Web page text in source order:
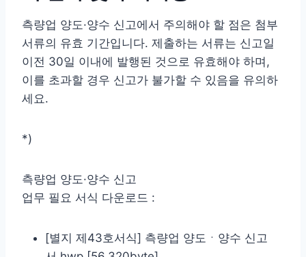
측량업 양도·양수 신고에서 주의해야 할 점은 첨부
서류의 유효 기간입니다. 제출하는 서류는 신고일
이전 30일 이내에 발행된 것으로 유효해야 하며,
이를 초과할 경우 신고가 불가할 수 있음을 유의하
세요.
*)
측량업 양도·양수 신고
업무 필요 서식 다운로드 :
[별지 제43호서식] 측량업 양도ㆍ양수 신고